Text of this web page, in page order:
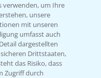
verwenden, um Ihre
unsere
mit unseren
umfasst auch
dargestellten
Drittstaaten,
das Risiko, dass
Zugriff durch